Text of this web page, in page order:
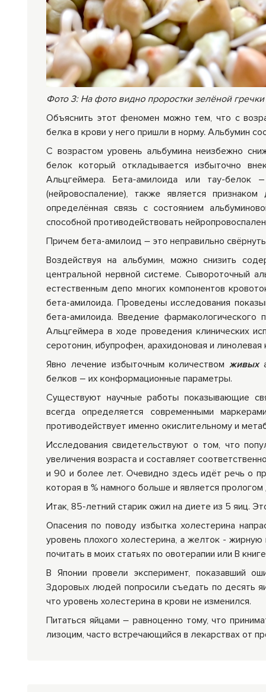
Фото 3: На фото видно проростки зелёной
Объяснить этот феномен можно тем, что с
белка в крови у него пришли в норму. Альбумин
С возрастом уровень альбумина неизбежно
белок который откладывается избыточно
Альцгеймера. Бета-амилоида или тау-белок
(нейровоспаление), также является
определённая связь с состоянием
способной противодействовать
Причем бета-амилоид – это неправильно
Воздействуя на альбумин, можно снизить
центральной нервной системе. Сывороточный
естественным депо многих компонентов
бета-амилоида. Проведены исследования
бета-амилоида. Введение
Альцгеймера в ходе проведения клинических
серотонин, ибупрофен, арахидоновая и
Явно лечение избыточным количествомживых
белков – их конформационные параметры.
Существуют научные работы показывающие
всегда определяется современными
противодействует именно окислительному и
Исследования свидетельствуют о том, что
увеличения возраста и составляет
и 90 и более лет. Очевидно здесь идёт речь о
которая в % намного больше и является
Итак, 85-летний старик ожил на диете из 5 яиц.
Опасения по поводу избытка холестерина
уровень плохого холестерина, а желток -
почитать в моих статьях по овотерапии или В
В Японии провели эксперимент, показавший
Здоровых людей попросили съедать по десять
что уровень холестерина в крови не изменился.
Питаться яйцами – равноценно тому, что
лизоцим, часто встречающийся в лекарствах от